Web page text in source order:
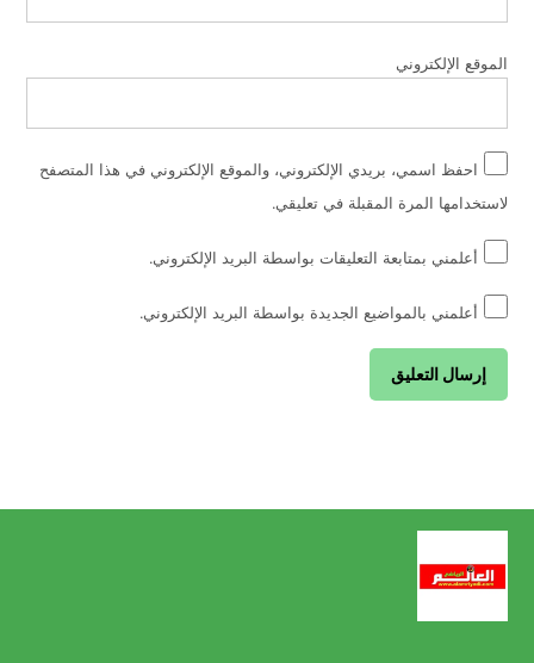
الموقع الإلكتروني
احفظ اسمي، بريدي الإلكتروني، والموقع الإلكتروني في هذا المتصفح
لاستخدامها المرة المقبلة في تعليقي.
أعلمني بمتابعة التعليقات بواسطة البريد الإلكتروني.
أعلمني بالمواضيع الجديدة بواسطة البريد الإلكتروني.